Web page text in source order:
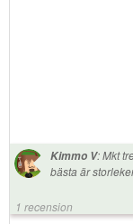
Kimmo V:Mkt
bästa är
stör när man har
samtal när man
1 recension